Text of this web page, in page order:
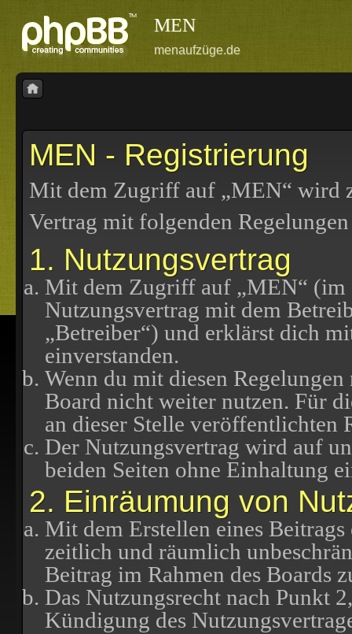
MEN
menaufzüge.de
MEN - Registrierung
Mit dem Zugriff auf „MEN“ wird
Vertrag mit folgenden Regelungen
1. Nutzungsvertrag
Mit dem Zugriff auf „MEN“ (im
Nutzungsvertrag mit dem
„Betreiber“) und erklärst dich
einverstanden.
Wenn du mit diesen
Board nicht weiter nutzen. Für
an dieser Stelle veröffentlichten
Der Nutzungsvertrag wird auf
beiden Seiten ohne Einhaltung
2. Einräumung von
Mit dem Erstellen eines
zeitlich und räumlich
Beitrag im Rahmen des Boards
Das Nutzungsrecht nach Punkt
Kündigung des